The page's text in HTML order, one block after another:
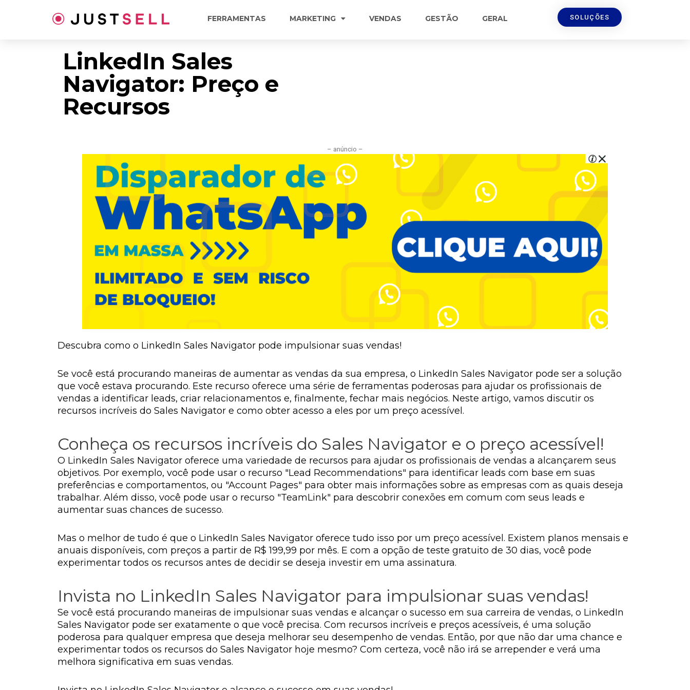
FERRAMENTAS MARKETING VENDAS GESTÃO GERAL SOLUÇÕES
LinkedIn Sales
Navigator: Preço e
Recursos
– anúncio –
Descubra como o LinkedIn Sales Navigator pode impulsionar suas vendas!
Se você está procurando maneiras de aumentar as vendas da sua empresa, o LinkedIn Sales Navigator pode ser a solução
que você estava procurando. Este recurso oferece uma série de ferramentas poderosas para ajudar os profissionais de
vendas a identificar leads, criar relacionamentos e, finalmente, fechar mais negócios. Neste artigo, vamos discutir os
recursos incríveis do Sales Navigator e como obter acesso a eles por um preço acessível.
Conheça os recursos incríveis do Sales Navigator e o preço acessível!
O LinkedIn Sales Navigator oferece uma variedade de recursos para ajudar os profissionais de vendas a alcançarem seus
objetivos. Por exemplo, você pode usar o recurso "Lead Recommendations" para identificar leads com base em suas
preferências e comportamentos, ou "Account Pages" para obter mais informações sobre as empresas com as quais deseja
trabalhar. Além disso, você pode usar o recurso "TeamLink" para descobrir conexões em comum com seus leads e
aumentar suas chances de sucesso.
Mas o melhor de tudo é que o LinkedIn Sales Navigator oferece tudo isso por um preço acessível. Existem planos mensais e
anuais disponíveis, com preços a partir de R$ 199,99 por mês. E com a opção de teste gratuito de 30 dias, você pode
experimentar todos os recursos antes de decidir se deseja investir em uma assinatura.
Invista no LinkedIn Sales Navigator para impulsionar suas vendas!
Se você está procurando maneiras de impulsionar suas vendas e alcançar o sucesso em sua carreira de vendas, o LinkedIn
Sales Navigator pode ser exatamente o que você precisa. Com recursos incríveis e preços acessíveis, é uma solução
poderosa para qualquer empresa que deseja melhorar seu desempenho de vendas. Então, por que não dar uma chance e
experimentar todos os recursos do Sales Navigator hoje mesmo? Com certeza, você não irá se arrepender e verá uma
melhora significativa em suas vendas.